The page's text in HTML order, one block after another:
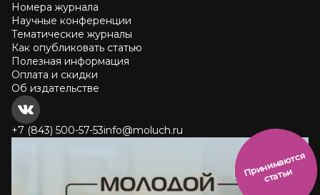
Номера журнала
Научные конференции
Тематические журналы
Как опубликовать статью
Полезная информация
Оплата и скидки
Об издательстве
+7 (843) 500-57-53info@moluch.ru
П
р
и
н
и
м
а
ют
с
я
ст
ать
и